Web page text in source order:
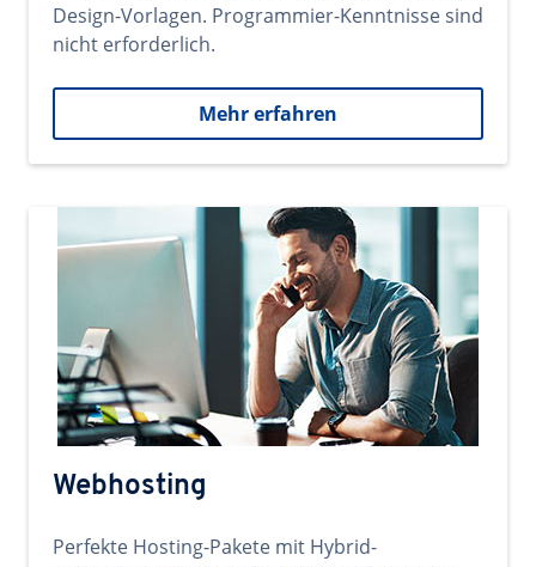
Design-Vorlagen. Programmier-Kenntnisse sind
nicht erforderlich.
Mehr erfahren
Webhosting
Perfekte Hosting-Pakete mit Hybrid-